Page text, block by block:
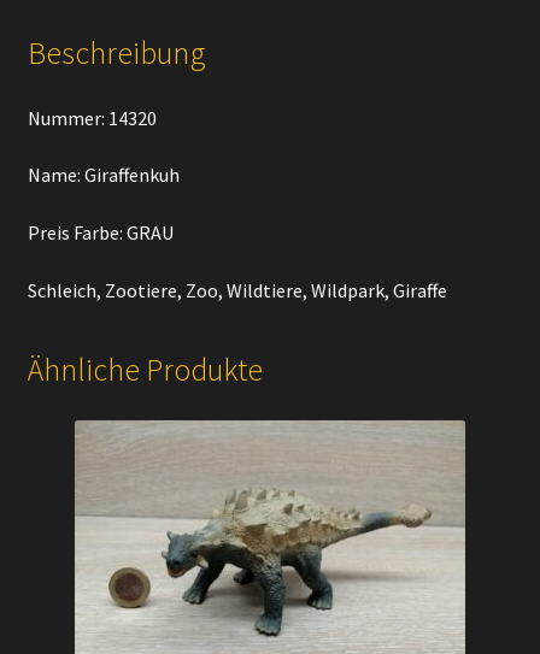
Beschreibung
Nummer: 14320
Name: Giraffenkuh
Preis Farbe: GRAU
Schleich, Zootiere, Zoo, Wildtiere, Wildpark, Giraffe
Ähnliche Produkte